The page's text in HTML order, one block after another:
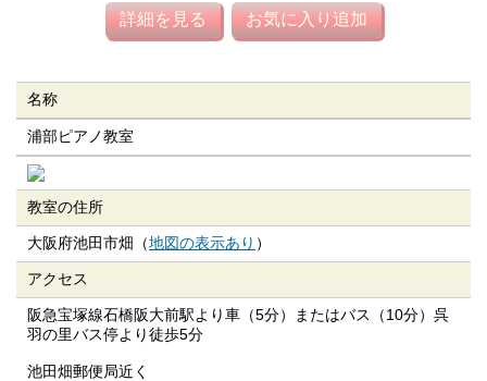
詳細を見る お気に入り追加
名称
浦部ピアノ教室
教室の住所
大阪府池田市畑（地図の表示あり ）
アクセス
阪急宝塚線石橋阪大前駅より車（5分）またはバス（10分）呉
羽の里バス停より徒歩5分
池田畑郵便局近く